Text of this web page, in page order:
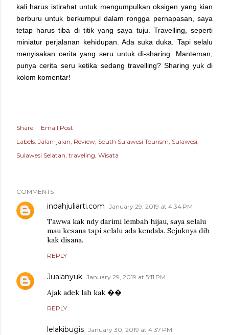
kali harus istirahat untuk mengumpulkan oksigen yang kian
berburu untuk berkumpul dalam rongga pernapasan, saya
tetap harus tiba di titik yang saya tuju. Travelling, seperti
miniatur perjalanan kehidupan. Ada suka duka. Tapi selalu
menyisakan cerita yang seru untuk di-sharing. Manteman,
punya cerita seru ketika sedang travelling? Sharing yuk di
kolom komentar!
Share
Email Post
Labels: Jalan-jalan Review South Sulawesi Tourism Sulawesi
Sulawesi Selatan traveling Wisata
COMMENTS
indahjuliarti.com January 29, 2019 at 4:34 PM
Tawwa kak ndy darimi lembah hijau, saya selalu
mau kesana tapi selalu ada kendala. Sejuknya dih
kak disana.
REPLY
Jualanyuk January 29, 2019 at 5:11 PM
Ajak adek lah kak ��
REPLY
lelakibugis January 30, 2019 at 4:37 PM